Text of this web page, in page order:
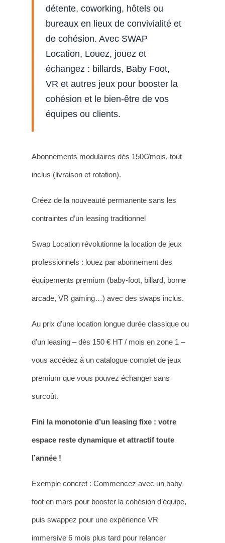
détente, coworking, hôtels ou
bureaux en lieux de convivialité et
de cohésion. Avec SWAP
Location, Louez, jouez et
échangez : billards, Baby Foot,
VR et autres jeux pour booster la
cohésion et le bien-être de vos
équipes ou clients.
Abonnements modulaires dès 150€/mois, tout
inclus (livraison et rotation).
Créez de la nouveauté permanente sans les
contraintes d’un leasing traditionnel
Swap Location révolutionne la location de jeux
professionnels : louez par abonnement des
équipements premium (baby-foot, billard, borne
arcade, VR gaming…) avec des swaps inclus.
Au prix d’une location longue durée classique ou
d’un leasing – dès 150 € HT / mois en zone 1 –
vous accédez à un catalogue complet de jeux
premium que vous pouvez échanger sans
surcoût.
Fini la monotonie d’un leasing fixe : votre
espace reste dynamique et attractif toute
l’année !
Exemple concret : Commencez avec un baby-
foot en mars pour booster la cohésion d’équipe,
puis swappez pour une expérience VR
immersive 6 mois plus tard pour relancer